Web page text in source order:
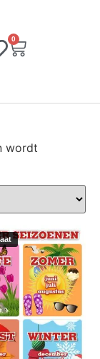
0
wordt